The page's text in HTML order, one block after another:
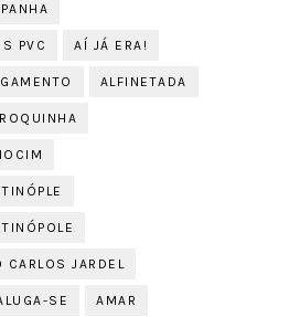
PVC AÍ JÁ ERA!
ALFINETADA
CARLOS JARDEL
SE AMAR